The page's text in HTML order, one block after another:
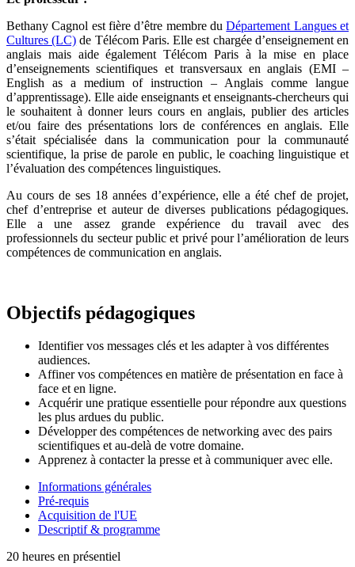
Bethany Cagnol est fière d’être membre duDépartement Langues et
Cultures (LC) de Télécom Paris. Elle est chargée d’enseignement en
anglais mais aide également Télécom Paris à la mise en place
d’enseignements scientifiques et transversaux en anglais (EMI –
English as a medium of instruction – Anglais comme langue
d’apprentissage). Elle aide enseignants et enseignants-chercheurs qui
le souhaitent à donner leurs cours en anglais, publier des articles
et/ou faire des présentations lors de conférences en anglais. Elle
s’était spécialisée dans la communication pour la communauté
scientifique, la prise de parole en public, le coaching linguistique et
l’évaluation des compétences linguistiques.
Au cours de ses 18 années d’expérience, elle a été chef de projet,
chef d’entreprise et auteur de diverses publications pédagogiques.
Elle a une assez grande expérience du travail avec des
professionnels du secteur public et privé pour l’amélioration de leurs
compétences de communication en anglais.
Objectifs pédagogiques
Identifier vos messages clés et les adapter à vos différentes
audiences.
Affiner vos compétences en matière de présentation en face à
face et en ligne.
Acquérir une pratique essentielle pour répondre aux questions
les plus ardues du public.
Développer des compétences de networking avec des pairs
scientifiques et au-delà de votre domaine.
Apprenez à contacter la presse et à communiquer avec elle.
Informations générales
Pré-requis
Acquisition de l'UE
Descriptif & programme
20 heures en présentiel